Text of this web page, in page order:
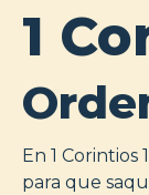
1
En 1 Corintios
para que